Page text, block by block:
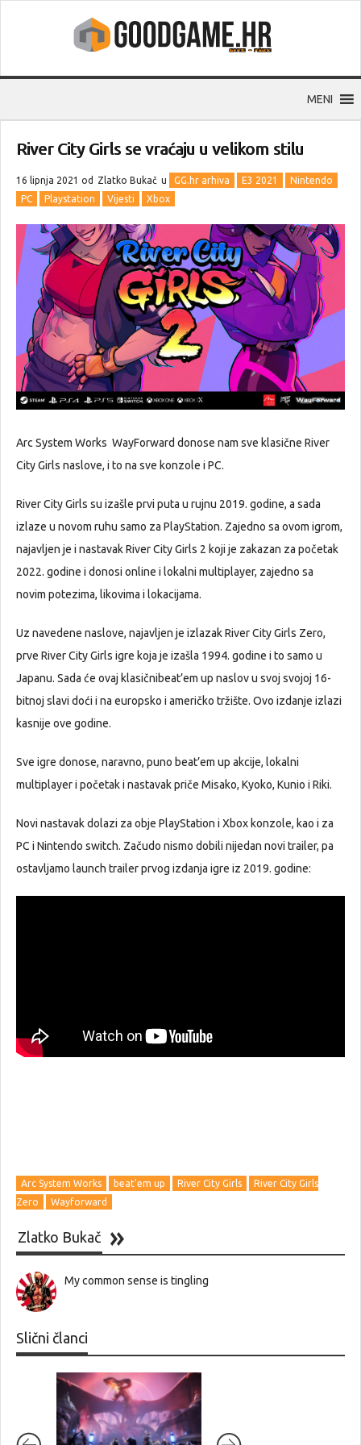
MENI
River City Girls se vraćaju u velikom stilu
16 lipnja 2021 od Zlatko Bukač u GG.hr arhiva E3 2021
Nintendo
PC
Playstation Vijesti Xbox
Arc System Works WayForward donose nam sve klasične River
City Girls naslove, i to na sve konzole i PC.
River City Girls su izašle prvi puta u rujnu 2019. godine, a sada
izlaze u novom ruhu samo za PlayStation. Zajedno sa ovom igrom,
najavljen je i nastavak River City Girls 2 koji je zakazan za početak
2022. godine i donosi online i lokalni multiplayer, zajedno sa
novim potezima, likovima i lokacijama.
Uz navedene naslove, najavljen je izlazak River City Girls Zero,
prve River City Girls igre koja je izašla 1994. godine i to samo u
Japanu. Sada će ovaj klasičnibeat’em up naslov u svoj svojoj 16-
bitnoj slavi doći i na europsko i američko tržište. Ovo izdanje izlazi
kasnije ove godine.
Sve igre donose, naravno, puno beat’em up akcije, lokalni
multiplayer i početak i nastavak priče Misako, Kyoko, Kunio i Riki.
Novi nastavak dolazi za obje PlayStation i Xbox konzole, kao i za
PC i Nintendo switch. Začudo nismo dobili nijedan novi trailer, pa
ostavljamo launch trailer prvog izdanja igre iz 2019. godine:
Arc System Works beat'em up River City Girls
River City Girls
Zero
Wayforward
Zlatko Bukač
My common sense is tingling
Slični članci